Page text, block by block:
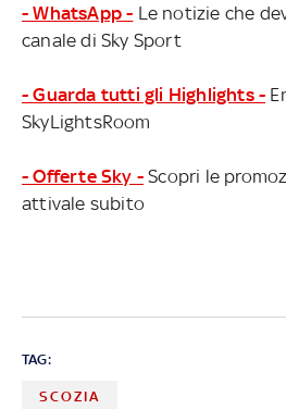
- WhatsApp - Le notizie che
canale di Sky Sport
- Guarda tutti gli Highlights -
SkyLightsRoom
- Offerte Sky - Scopri le
attivale subito
TAG:
SCOZIA